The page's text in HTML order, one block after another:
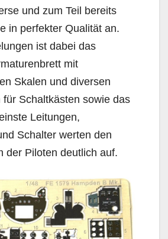
und zum Teil bereits
in perfekter Qualität an.
ist dabei das
mit
Skalen und diversen
für Schaltkästen sowie das
Leitungen,
Schalter werten den
der Piloten deutlich auf.